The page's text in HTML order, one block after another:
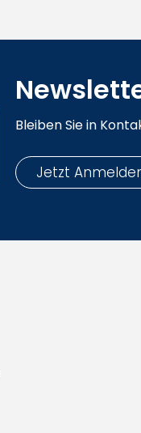
Bleiben Sie in
Jetzt